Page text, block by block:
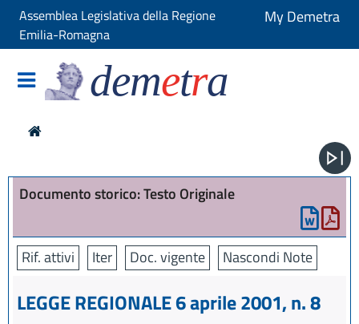
Assemblea Legislativa della Regione
Emilia-Romagna
My Demetra
demetra
Documento storico: Testo Originale
Rif. attivi Iter Doc. vigente Nascondi Note
LEGGE REGIONALE 6 aprile 2001, n. 8